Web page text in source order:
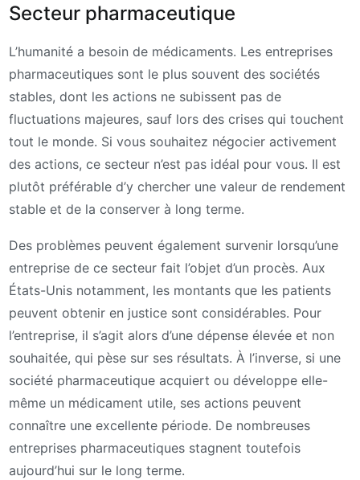
Secteur pharmaceutique
L’humanité a besoin de médicaments. Les entreprises
pharmaceutiques sont le plus souvent des sociétés
stables, dont les actions ne subissent pas de
fluctuations majeures, sauf lors des crises qui touchent
tout le monde. Si vous souhaitez négocier activement
des actions, ce secteur n’est pas idéal pour vous. Il est
plutôt préférable d’y chercher une valeur de rendement
stable et de la conserver à long terme.
Des problèmes peuvent également survenir lorsqu’une
entreprise de ce secteur fait l’objet d’un procès. Aux
États-Unis notamment, les montants que les patients
peuvent obtenir en justice sont considérables. Pour
l’entreprise, il s’agit alors d’une dépense élevée et non
souhaitée, qui pèse sur ses résultats. À l’inverse, si une
société pharmaceutique acquiert ou développe elle-
même un médicament utile, ses actions peuvent
connaître une excellente période. De nombreuses
entreprises pharmaceutiques stagnent toutefois
aujourd’hui sur le long terme.